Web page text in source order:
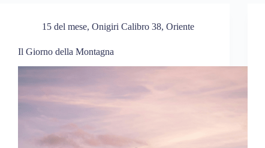
15 del mese, Onigiri Calibro 38, Oriente
Il Giorno della Montagna